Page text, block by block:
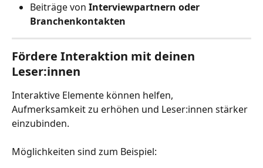
Beiträge von Interviewpartnern oder
Branchenkontakten
Fördere Interaktion mit deinen
Leser:innen
Interaktive Elemente können helfen,
Aufmerksamkeit zu erhöhen und Leser:innen stärker
einzubinden.
Möglichkeiten sind zum Beispiel: